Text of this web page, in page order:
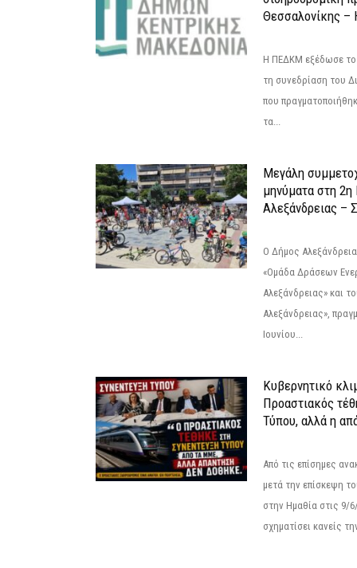
Θεσσαλονίκης –
Η ΠΕΔΚΜ εξέδωσε το
τη συνεδρίαση του
που
τα...
Μεγάλη
μηνύματα στη
Αλεξάνδρειας –
Ο Δήμος
«Ομάδα Δράσεων
Αλεξάνδρειας» και
Αλεξάνδρειας»,
Ιουνίου...
Κυβερνητικό
Προαστιακός
Τύπου, αλλά η
Από τις επίσημες
μετά την επίσκεψη
στην Ημαθία στις 9/
σχηματίσει κανείς